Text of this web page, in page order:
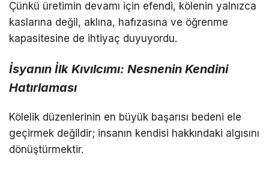
Çünkü üretimin devamı için efendi, kölenin yalnızca
kaslarına değil, aklına, hafızasına ve öğrenme
kapasitesine de ihtiyaç duyuyordu.
İsyanın İlk Kıvılcımı: Nesnenin Kendini
Hatırlaması
Kölelik düzenlerinin en büyük başarısı bedeni ele
geçirmek değildir; insanın kendisi hakkındaki algısını
dönüştürmektir.